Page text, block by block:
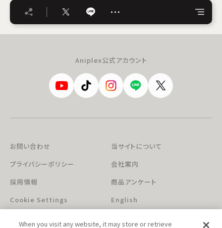
…
Aniplex公式アカウント
お問い合わせ
当サイトについて
プライバシーポリシー
会社案内
採用情報
商品アンケート
Cookie Settings
English
When you visit any website, it may store or retrieve